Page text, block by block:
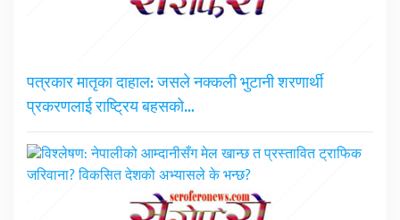
पत्रकार मातृका दाहाल: जसले नक्कली भुटानी शरणार्थी
प्रकरणलाई राष्ट्रिय बहसको…